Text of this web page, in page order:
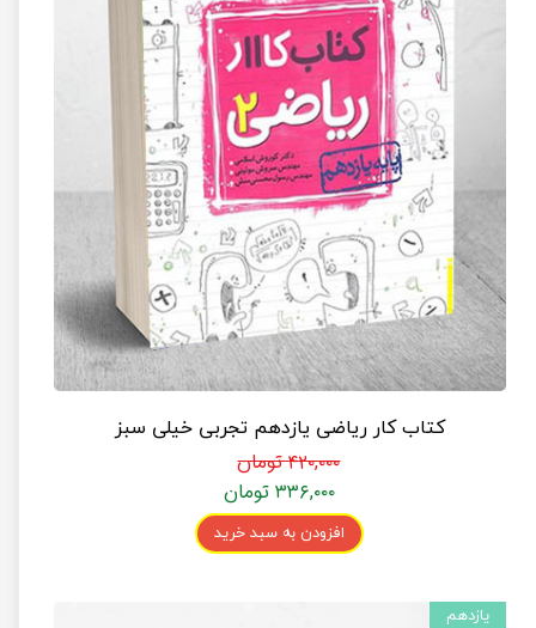
کتاب کار ریاضی یازدهم تجربی خیلی سبز
۴۲۰,۰۰۰ تومان
۳۳۶,۰۰۰ تومان
افزودن به سبد خرید
یازدهم